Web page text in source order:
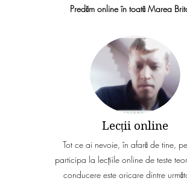
Predăm online în toată Marea
Lecții online
Tot ce ai nevoie, în afară de tine,
participa la lecțiile online de teste
conducere este oricare dintre